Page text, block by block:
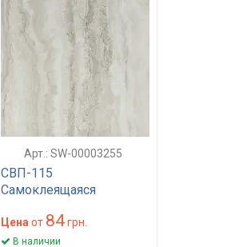
Арт.: SW-00003255
СВП-115
Самоклеящаяся
457х457х1,5мм МАТ
SW-00003255
Цена от 84грн.
В наличии